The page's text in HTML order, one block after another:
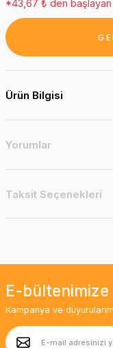
*43,67 ₺ den
Ürün Bilgisi
Yorumlar
Taksit Seçenekleri
E-
Kampanya ve